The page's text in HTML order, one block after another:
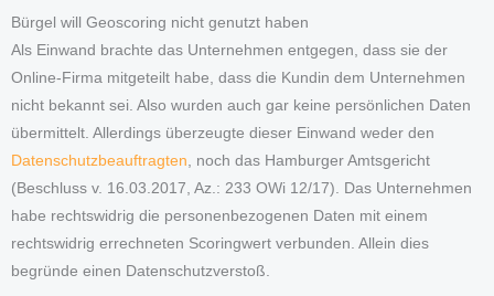
Bürgel will Geoscoring nicht genutzt haben
Als Einwand brachte das Unternehmen entgegen, dass sie der
Online-Firma mitgeteilt habe, dass die Kundin dem Unternehmen
nicht bekannt sei. Also wurden auch gar keine persönlichen Daten
übermittelt. Allerdings überzeugte dieser Einwand weder den
Datenschutzbeauftragten , noch das Hamburger Amtsgericht
(Beschluss v. 16.03.2017, Az.: 233 OWi 12/17). Das Unternehmen
habe rechtswidrig die personenbezogenen Daten mit einem
rechtswidrig errechneten Scoringwert verbunden. Allein dies
begründe einen Datenschutzverstoß.